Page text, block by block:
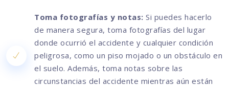
Toma fotografías y notas: Si puedes hacerlo
de manera segura, toma fotografías del lugar
donde ocurrió el accidente y cualquier condición
peligrosa, como un piso mojado o un obstáculo en
el suelo. Además, toma notas sobre las
circunstancias del accidente mientras aún están